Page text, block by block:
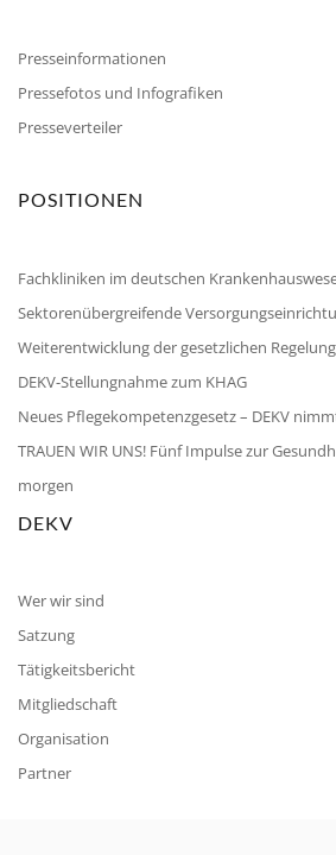
Presseinformationen
Pressefotos und Infografiken
Presseverteiler
POSITIONEN
Fachkliniken im deutschen
Sektorenübergreifende
Weiterentwicklung der gesetzlichen
DEKV-Stellungnahme zum KHAG
Neues Pflegekompetenzgesetz – DEKV
TRAUEN WIR UNS! Fünf Impulse zur
morgen
DEKV
Wer wir sind
Satzung
Tätigkeitsbericht
Mitgliedschaft
Organisation
Partner